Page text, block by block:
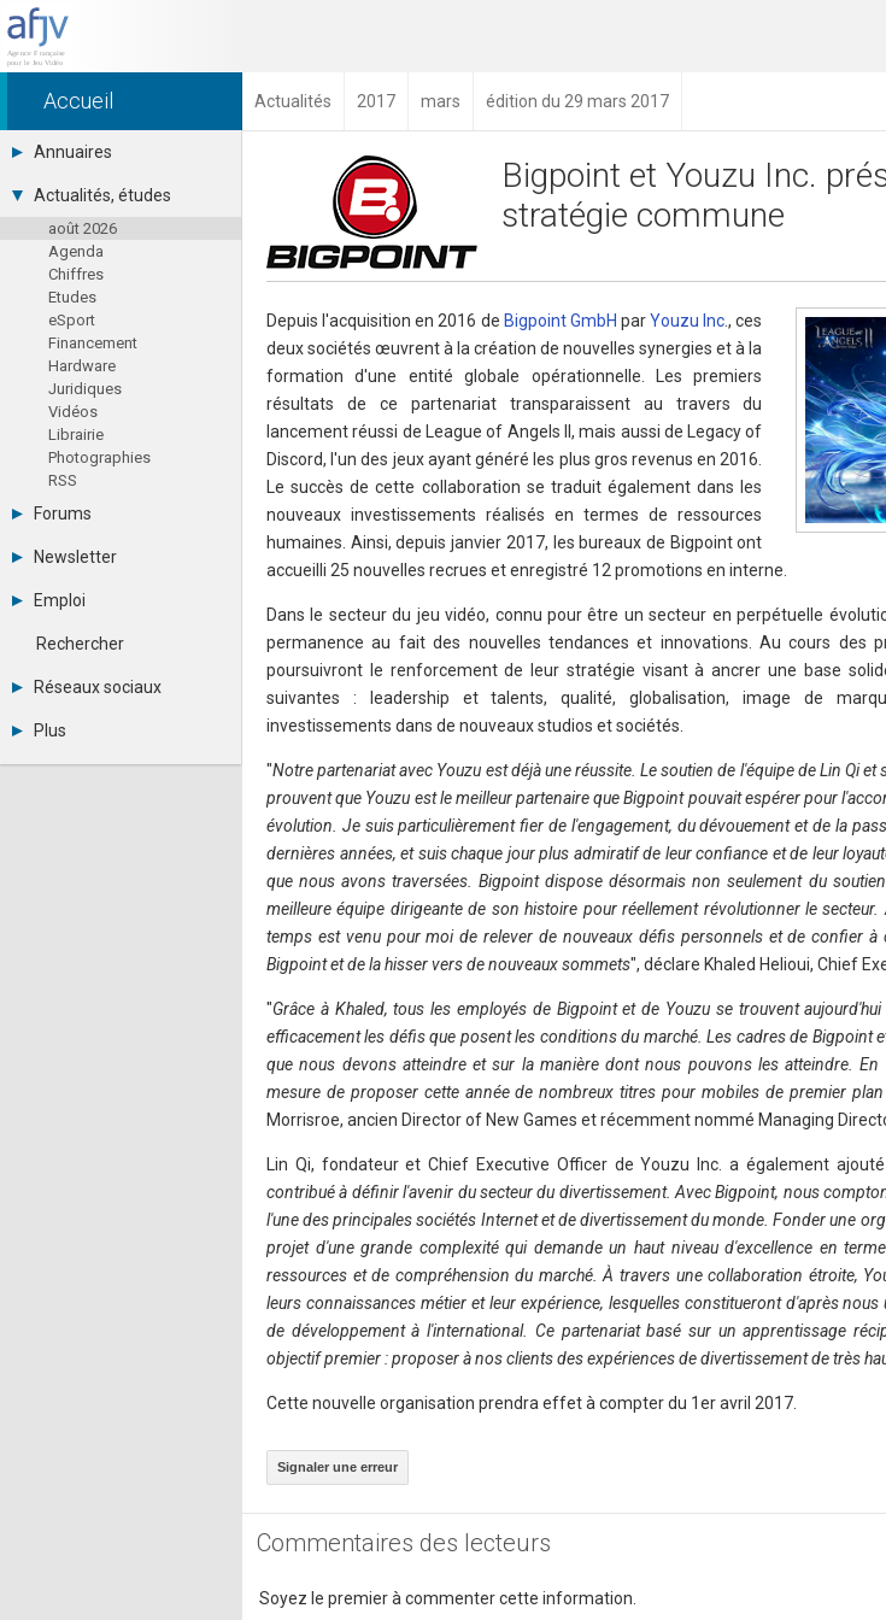
Accueil Actualités 2017 mars édition du 29 mars 2017
Annuaires
Toutes les sociétés (691)
Studios (418)
Editeurs (49)
Distributeurs (16)
Hard. / Accessoires (10)
Middlewares (15)
Prestataires (99)
Assoc. / Syndicats (21)
Formations / Ecoles (46)
Presse spécialisée (17)
Actualités, études
août 2026
Agenda
Chiffres
Etudes
eSport
Financement
Hardware
Juridiques
Vidéos
Librairie
Photographies
RSS
Forums
Tous les forums
Se connecter
Messages privés
Contacter un modérateur
Newsletter
Archives
Abonnement
Emploi
Consulter les annonces
Observatoire de l'emploi
Rechercher
Réseaux sociaux
LinkedIn
Plus
Annonceurs
Bigpoint et Youzu Inc.
stratégie commune
Depuis l'acquisition en 2016 de Bigpoint GmbH parYouzu Inc., ces
deux sociétés œuvrent à la création de nouvelles synergies et à la
formation d'une entité globale opérationnelle. Les premiers
résultats de ce partenariat transparaissent au travers du
lancement réussi de League of Angels II, mais aussi de Legacy of
Discord, l'un des jeux ayant généré les plus gros revenus en 2016.
Le succès de cette collaboration se traduit également dans les
nouveaux investissements réalisés en termes de ressources
humaines. Ainsi, depuis janvier 2017, les bureaux de Bigpoint ont
accueilli 25 nouvelles recrues et enregistré 12 promotions en interne.
Dans le secteur du jeu vidéo, connu pour être un secteur en perpétuelle
permanence au fait des nouvelles tendances et innovations. Au cours des
poursuivront le renforcement de leur stratégie visant à ancrer une base
suivantes : leadership et talents, qualité, globalisation, image de
investissements dans de nouveaux studios et sociétés.
"Notre partenariat avec Youzu est déjà une réussite. Le soutien de l'équipe de Lin Qi
prouvent que Youzu est le meilleur partenaire que Bigpoint pouvait espérer pour
évolution. Je suis particulièrement fier de l'engagement, du dévouement et de la
dernières années, et suis chaque jour plus admiratif de leur confiance et de leur
que nous avons traversées. Bigpoint dispose désormais non seulement du
meilleure équipe dirigeante de son histoire pour réellement révolutionner le
temps est venu pour moi de relever de nouveaux défis personnels et de confier
Bigpoint et de la hisser vers de nouveaux sommets", déclare Khaled Helioui, Chief
"Grâce à Khaled, tous les employés de Bigpoint et de Youzu se trouvent
efficacement les défis que posent les conditions du marché. Les cadres de Bigpoint
que nous devons atteindre et sur la manière dont nous pouvons les atteindre.
mesure de proposer cette année de nombreux titres pour mobiles de premier
Morrisroe, ancien Director of New Games et récemment nommé Managing
Lin Qi, fondateur et Chief Executive Officer de Youzu Inc. a également
contribué à définir l'avenir du secteur du divertissement. Avec Bigpoint, nous
l'une des principales sociétés Internet et de divertissement du monde. Fonder une
projet d'une grande complexité qui demande un haut niveau d'excellence en
ressources et de compréhension du marché. À travers une collaboration étroite,
leurs connaissances métier et leur expérience, lesquelles constitueront d'après
de développement à l'international. Ce partenariat basé sur un apprentissage
objectif premier : proposer à nos clients des expériences de divertissement de très
Cette nouvelle organisation prendra effet à compter du 1er avril 2017.
Signaler une erreur
Commentaires des lecteurs
Soyez le premier à commenter cette information.